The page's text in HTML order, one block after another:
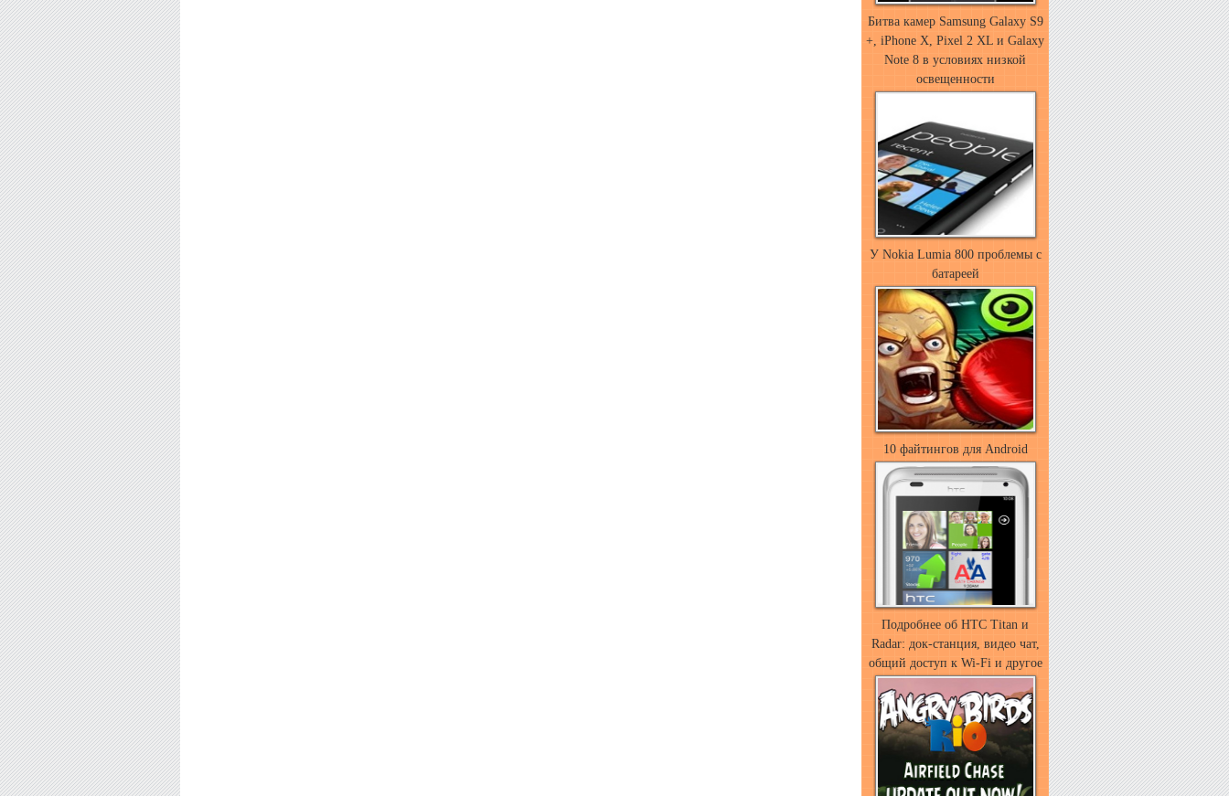
Битва камер Samsung Galaxy S9
+, iPhone X, Pixel 2 XL и Galaxy
Note 8 в условиях низкой
освещенности
У Nokia Lumia 800 проблемы с
батареей
10 файтингов для Android
Подробнее об HTC Titan и
Radar: док-станция, видео чат,
общий доступ к Wi-Fi и другое